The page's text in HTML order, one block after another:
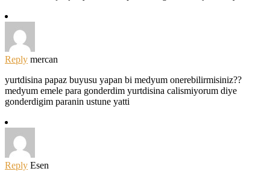
Reply mercan
yurtdisina papaz buyusu yapan bi medyum onerebilirmisiniz??
medyum emele para gonderdim yurtdisina calismiyorum diye
gonderdigim paranin ustune yatti
Reply Esen